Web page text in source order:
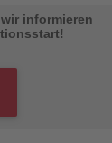
informieren